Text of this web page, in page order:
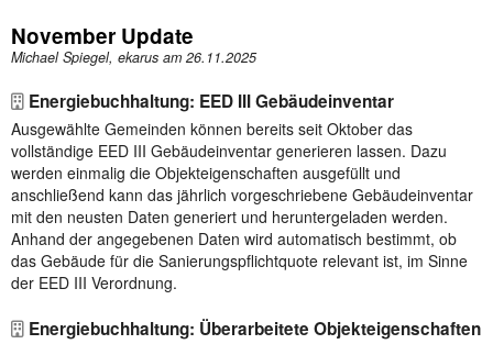
November Update
Michael Spiegel, ekarus am 26.11.2025
Energiebuchhaltung: EED III Gebäudeinventar
Ausgewählte Gemeinden können bereits seit Oktober das
vollständige EED III Gebäudeinventar generieren lassen. Dazu
werden einmalig die Objekteigenschaften ausgefüllt und
anschließend kann das jährlich vorgeschriebene Gebäudeinventar
mit den neusten Daten generiert und heruntergeladen werden.
Anhand der angegebenen Daten wird automatisch bestimmt, ob
das Gebäude für die Sanierungspflichtquote relevant ist, im Sinne
der EED III Verordnung.
Energiebuchhaltung: Überarbeitete Objekteigenschaften